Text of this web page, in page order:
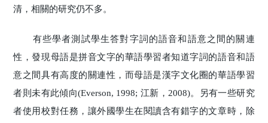
清，相關的研究仍不多。
有些學者測試學生答對字詞的語音和語意之間的關連
性，發現母語是拼音文字的華語學習者知道字詞的語音和語
意之間具有高度的關連性，而母語是漢字文化圈的華語學習
者則未有此傾向(Everson, 1998; 江新，2008)。另有一些研究
者使用校對任務，讓外國學生在閱讀含有錯字的文章時，除